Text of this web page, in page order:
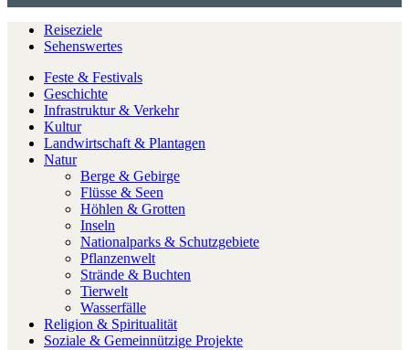
Reiseziele
Sehenswertes
Feste & Festivals
Geschichte
Infrastruktur & Verkehr
Kultur
Landwirtschaft & Plantagen
Natur
Berge & Gebirge
Flüsse & Seen
Höhlen & Grotten
Inseln
Nationalparks & Schutzgebiete
Pflanzenwelt
Strände & Buchten
Tierwelt
Wasserfälle
Religion & Spiritualität
Soziale & Gemeinnützige Projekte